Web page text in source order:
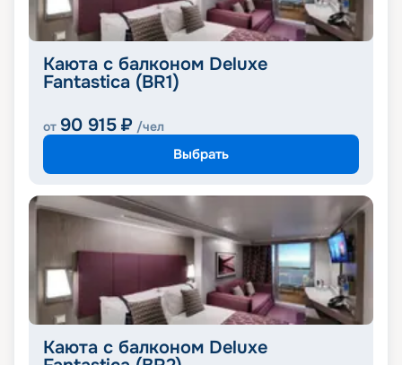
Каюта с балконом Deluxe
Fantastica (BR1)
от 90 915 ₽ /чел
Выбрать
Каюта с балконом Deluxe